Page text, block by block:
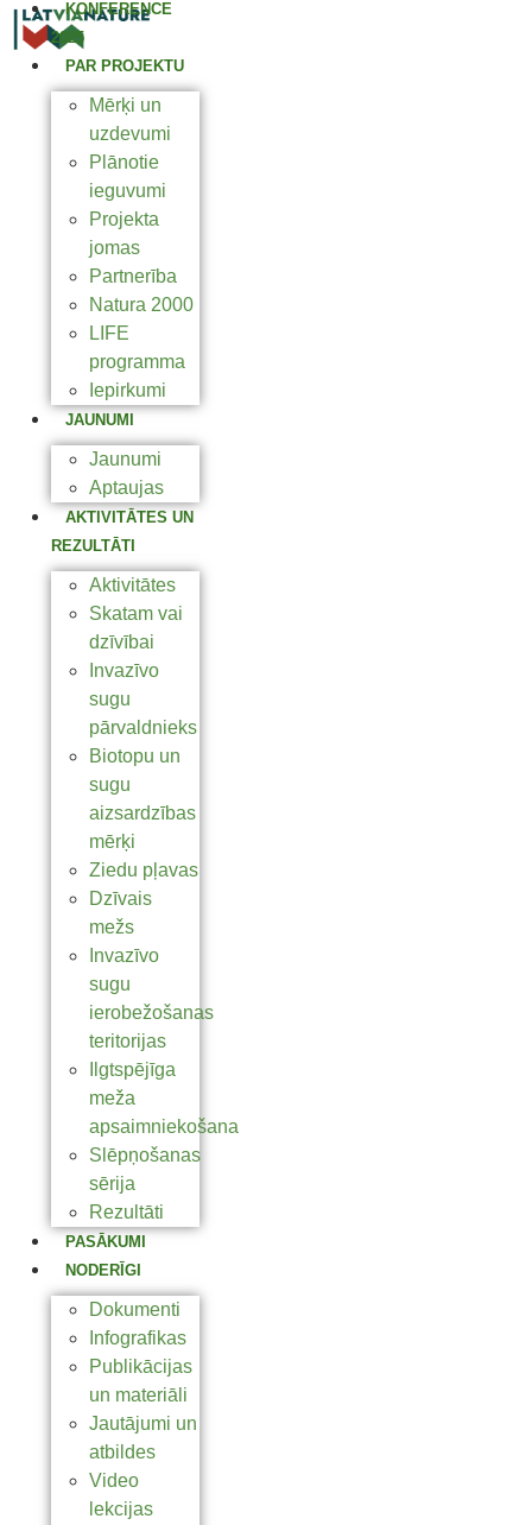
KONFERENCE
2025
PAR PROJEKTU
Mērķi un
uzdevumi
Plānotie
ieguvumi
Projekta
jomas
Partnerība
Natura 2000
LIFE
programma
Iepirkumi
JAUNUMI
Jaunumi
Aptaujas
AKTIVITĀTES UN
REZULTĀTI
Aktivitātes
Skatam vai
dzīvībai
Invazīvo
sugu
pārvaldnieks
Biotopu un
sugu
aizsardzības
mērķi
Ziedu pļavas
Dzīvais
mežs
Invazīvo
sugu
ierobežošanas
teritorijas
Ilgtspējīga
meža
apsaimniekošana
Slēpņošanas
sērija
Rezultāti
PASĀKUMI
NODERĪGI
Dokumenti
Infografikas
Publikācijas
un materiāli
Jautājumi un
atbildes
Video
lekcijas